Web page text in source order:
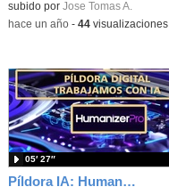
subido por Jose Tomas A.
-hace un año- 44visualizaciones
Píldora IA: Humanizadores de textos IA
05′ 27″